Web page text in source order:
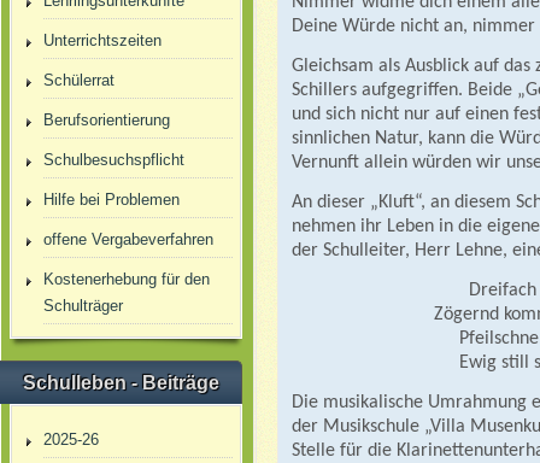
Unterrichtszeiten
Schülerrat
Berufsorientierung
Schulbesuchspflicht
Hilfe bei Problemen
offene Vergabeverfahren
Kostenerhebung für den
Schulträger
Schulleben - Beiträge
2025-26
Deine Würde nicht an,
Gleichsam als Ausblick auf
Schillers aufgegriffen. Beide
und sich nicht nur auf einen
sinnlichen Natur, kann die
Vernunft allein würden wir
An dieser „Kluft“, an diesem
nehmen ihr Leben in die
der Schulleiter, Herr Lehne,
Zögernd
Ewig still
Die musikalische Umrahmung
der Musikschule „Villa
Stelle für die